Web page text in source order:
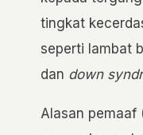
tingkat
seperti lambat
dan down
Alasan pemaaf